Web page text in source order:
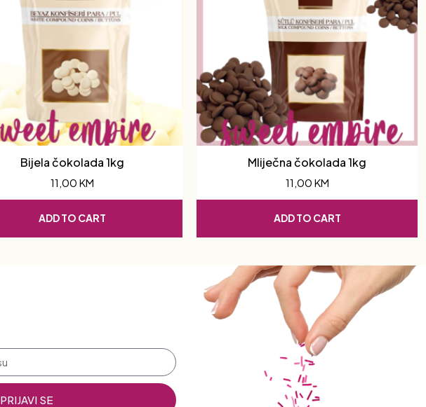
Bijela čokolada 1kg
11,00 KM
ADD TO CART
Mliječna čokolada 1kg
11,00 KM
ADD TO CART
PRIJAVI SE